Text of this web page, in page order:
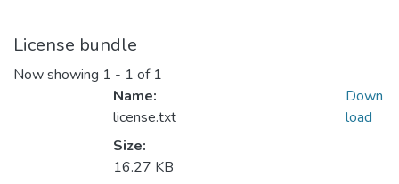
License bundle
Now showing 1 - 1 of 1
Name:
license.txt
Size:
16.27 KB
Down
load